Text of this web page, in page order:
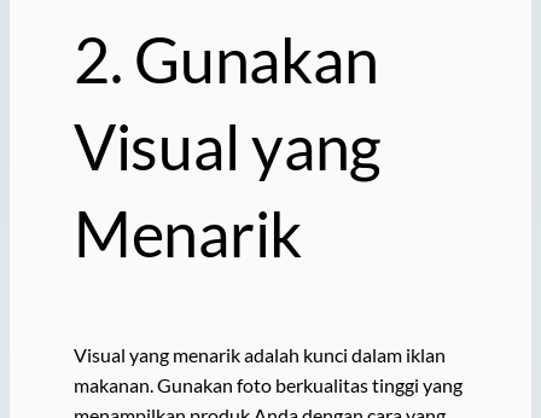
2. Gunakan
Visual yang
Menarik
Visual yang menarik adalah kunci dalam iklan
makanan. Gunakan foto berkualitas tinggi yang